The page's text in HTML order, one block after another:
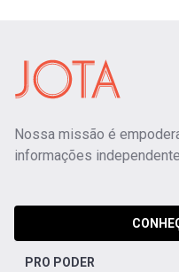
Nossa missão é
informações
PRO PODER